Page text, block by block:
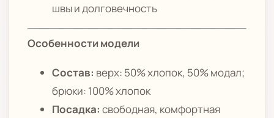
швы и долговечность
Особенности модели
Состав: верх: 50% хлопок, 50% модал;
брюки: 100% хлопок
Посадка: свободная, комфортная